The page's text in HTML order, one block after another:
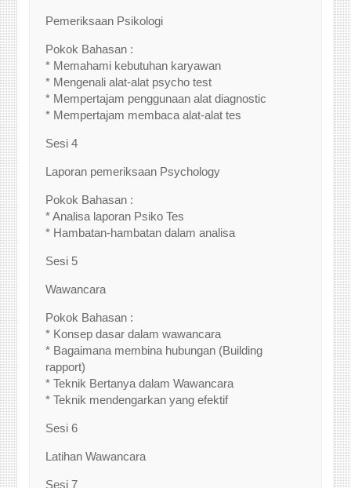
Pemeriksaan Psikologi
Pokok Bahasan :
* Memahami kebutuhan karyawan
* Mengenali alat-alat psycho test
* Mempertajam penggunaan alat diagnostic
* Mempertajam membaca alat-alat tes
Sesi 4
Laporan pemeriksaan Psychology
Pokok Bahasan :
* Analisa laporan Psiko Tes
* Hambatan-hambatan dalam analisa
Sesi 5
Wawancara
Pokok Bahasan :
* Konsep dasar dalam wawancara
* Bagaimana membina hubungan (Building
rapport)
* Teknik Bertanya dalam Wawancara
* Teknik mendengarkan yang efektif
Sesi 6
Latihan Wawancara
Sesi 7